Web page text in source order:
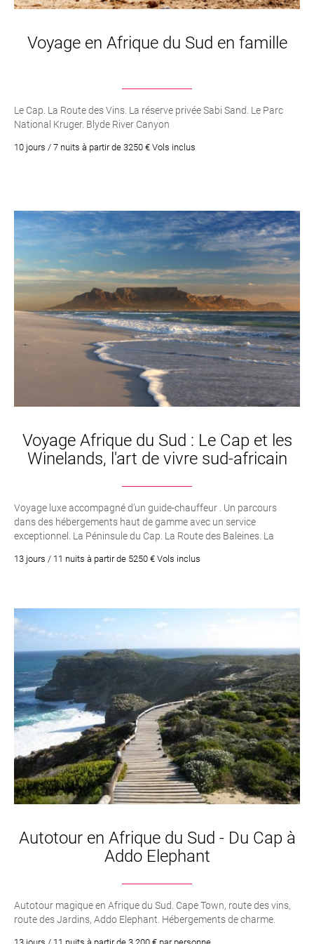
voyages en Afrique du Sud
Voyage en Afrique du Sud en famille
Le Cap. La Route des Vins. La réserve privée Sabi Sand. Le Parc
National Kruger. Blyde River Canyon
10 jours / 7 nuits à partir de 3250 € Vols inclus
Voyage Afrique du Sud : Le Cap et les
Winelands, l'art de vivre sud-africain
Voyage luxe accompagné d’un guide-chauffeur . Un parcours
dans des hébergements haut de gamme avec un service
exceptionnel. La Péninsule du Cap. La Route des Baleines. La
13 jours / 11 nuits à partir de 5250 € Vols inclus
Autotour en Afrique du Sud - Du Cap à
Addo Elephant
Autotour magique en Afrique du Sud. Cape Town, route des vins,
route des Jardins, Addo Elephant. Hébergements de charme.